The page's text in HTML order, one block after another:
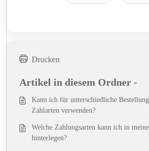
Drucken
Artikel in diesem Ordner -
Kann ich für unterschiedliche
Zahlarten verwenden?
Welche Zahlungsarten kann ich in meinem Konto
hinterlegen?